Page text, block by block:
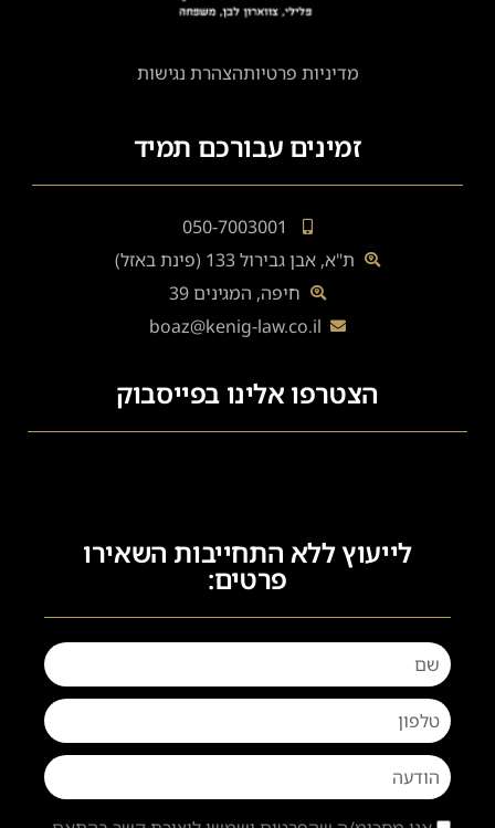
מדיניות פרטיותהצהרת נגישות
זמינים עבורכם תמיד
050-7003001
ת"א, אבן גבירול 133 (פינת באזל)
חיפה, המגינים 39
boaz@kenig-law.co.il
הצטרפו אלינו בפייסבוק
לייעוץ ללא התחייבות השאירו
פרטים: